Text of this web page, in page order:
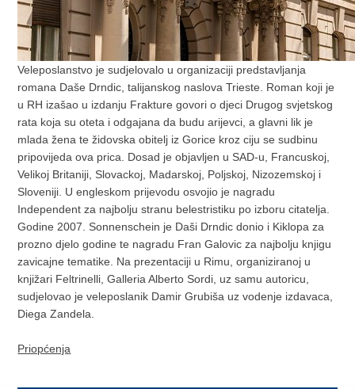
Veleposlanstvo je sudjelovalo u organizaciji predstavljanja
romana Daše Drndic, talijanskog naslova Trieste. Roman koji je
u RH izašao u izdanju Frakture govori o djeci Drugog svjetskog
rata koja su oteta i odgajana da budu arijevci, a glavni lik je
mlada žena te židovska obitelj iz Gorice kroz ciju se sudbinu
pripovijeda ova prica. Dosad je objavljen u SAD-u, Francuskoj,
Velikoj Britaniji, Slovackoj, Madarskoj, Poljskoj, Nizozemskoj i
Sloveniji. U engleskom prijevodu osvojio je nagradu
Independent za najbolju stranu belestristiku po izboru citatelja.
Godine 2007. Sonnenschein je Daši Drndic donio i Kiklopa za
prozno djelo godine te nagradu Fran Galovic za najbolju knjigu
zavicajne tematike. Na prezentaciji u Rimu, organiziranoj u
knjižari Feltrinelli, Galleria Alberto Sordi, uz samu autoricu,
sudjelovao je veleposlanik Damir Grubiša uz vodenje izdavaca,
Diega Zandela.
Priopćenja